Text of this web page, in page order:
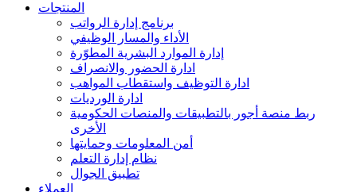
المنتجات
برنامج إدارة الرواتب
الأداء والمسار الوظيفي
إدارة الموارد البشرية المطوّرة
ادارة الحضور والانصراف
ادارة التوظيف واستقطاب المواهب
ادارة الورديات
ربط منصة أجور بالتطبيقات والمنصات الحكومية
الأخرى
أمن المعلومات وحمايتها
نظام إدارة التعلم
تطبيق الجوال
العملاء